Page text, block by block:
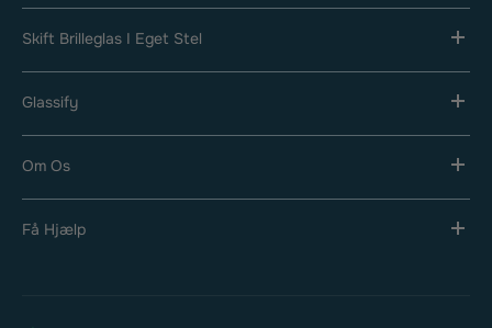
Skift Brilleglas I Eget Stel
Glassify
Om Os
Få Hjælp